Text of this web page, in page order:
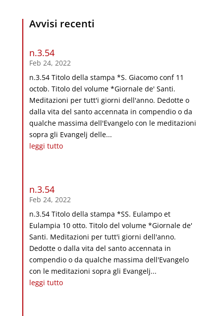
Avvisi recenti
n.3.54
Feb 24, 2022
n.3.54 Titolo della stampa *S. Giacomo conf 11
octob. Titolo del volume *Giornale de' Santi.
Meditazioni per tutt'i giorni dell'anno. Dedotte o
dalla vita del santo accennata in compendio o da
qualche massima dell'Evangelo con le meditazioni
sopra gli Evangelj delle...
leggi tutto
n.3.54
Feb 24, 2022
n.3.54 Titolo della stampa *SS. Eulampo et
Eulampia 10 otto. Titolo del volume *Giornale de'
Santi. Meditazioni per tutt'i giorni dell'anno.
Dedotte o dalla vita del santo accennata in
compendio o da qualche massima dell'Evangelo
con le meditazioni sopra gli Evangelj...
leggi tutto